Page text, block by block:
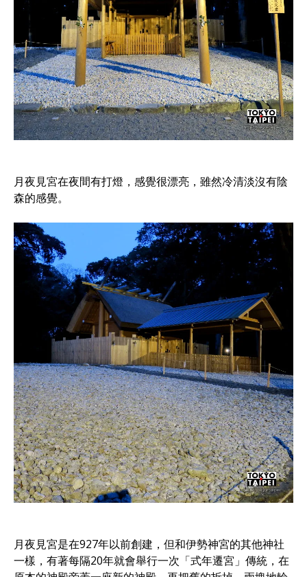
月夜見宮在夜間有打燈，感覺很漂亮，雖然冷清淡沒有陰
森的感覺。
月夜見宮是在927年以前創建，但和伊勢神宮的其他神社
一樣，有著每隔20年就會舉行一次「式年遷宮」傳統，在